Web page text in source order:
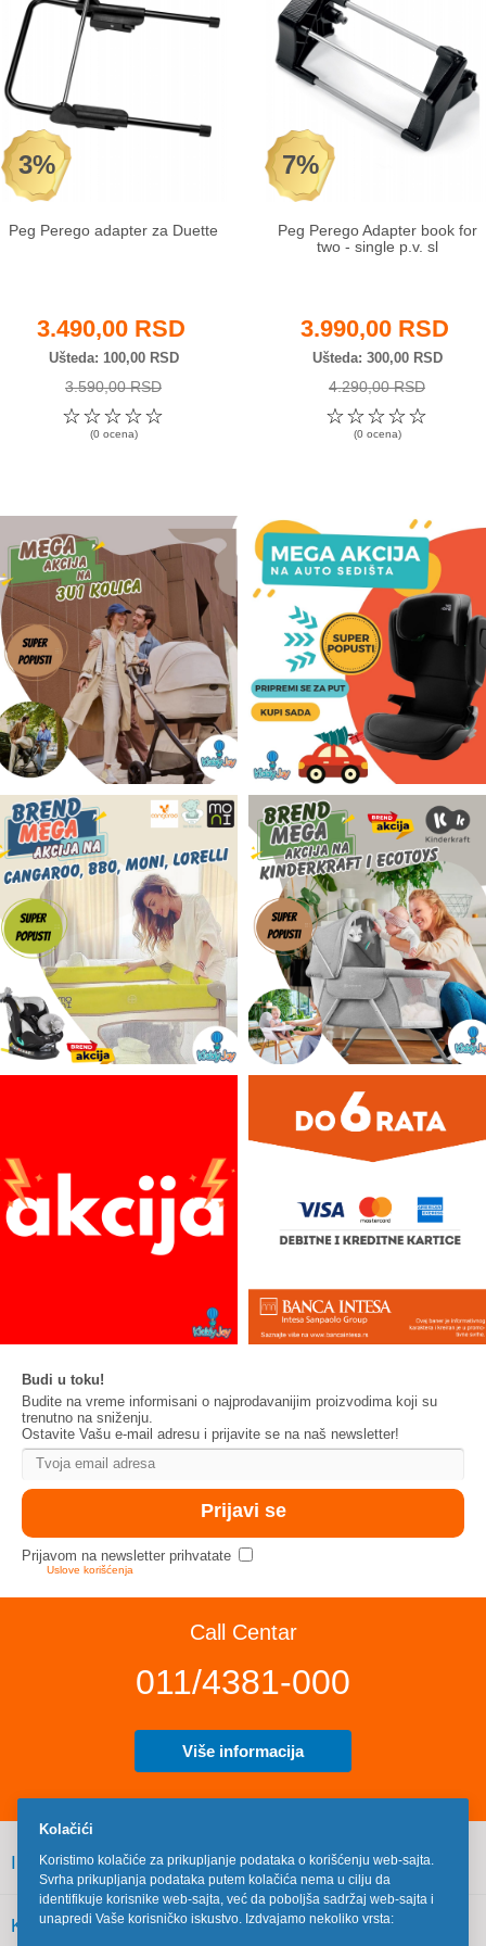
3%
Peg Perego adapter za Duette
3.490,00 RSD
Ušteda 100,00 RSD
3.590,00 RSD
☆
☆
☆
☆
☆
(0 ocena)
7%
Peg Perego Adapter book for
two - single p.v. sl
3.990,00 RSD
Ušteda 300,00 RSD
4.290,00 RSD
☆
☆
☆
☆
☆
(0 ocena)
Budi u toku!
Budite na vreme informisani o najprodavanijim proizvodima koji su
trenutno na sniženju.
Ostavite Vašu e-mail adresu i prijavite se na naš newsletter!
Prijavom na newsletter prihvatate
Uslove korišćenja
Call Centar
011/4381-000
Više informacija
INFORMACIJE
KORISNIČKI SERVIS
Kolačići
Koristimo kolačiće za prikupljanje podataka o korišćenju web-sajta.
Svrha prikupljanja podataka putem kolačića nema u cilju da
identifikuje korisnike web-sajta, već da poboljša sadržaj web-sajta i
unapredi Vaše korisničko iskustvo. Izdvajamo nekoliko vrsta: